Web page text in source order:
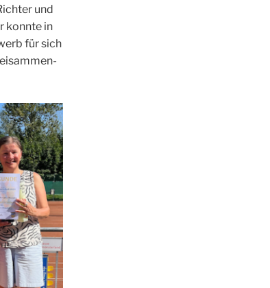
und
konn­te in
für sich